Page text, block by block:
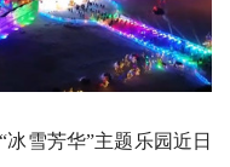
雪芳华”主题乐园近日